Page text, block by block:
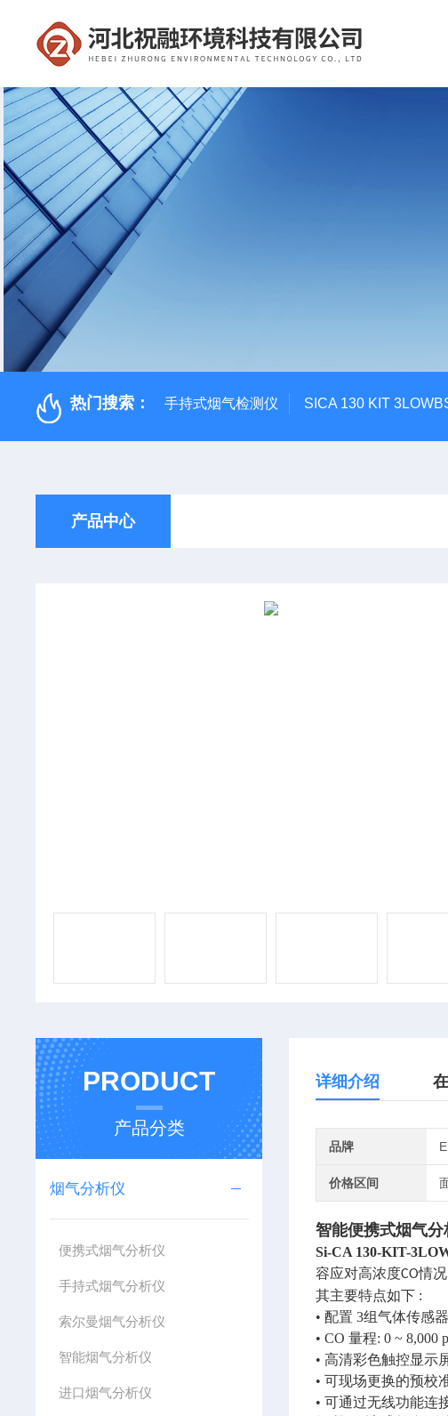
热门搜索： 手持式烟气检测仪 SICA 130 KIT
产品中心
PRODUCT
产品分类
烟气分析仪
便携式烟气分析仪
手持式烟气分析仪
索尔曼烟气分析仪
智能烟气分析仪
进口烟气分析仪
详细介绍
品牌
价格区间
智能便携式烟气分
Si-CA 130-KIT-
容应对高浓度CO情
其主要特点如下 :
• 配置 3组气体传感
• CO 量程: 0 ~ 8,000
• 高清彩色触控显示
• 可现场更换的预校
• 可通过无线功能连